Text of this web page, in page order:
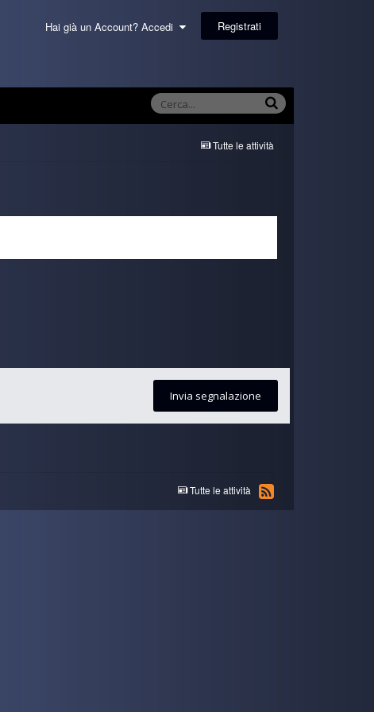
Hai già un Account? Accedi Registrati
Tutte le attività
Invia segnalazione
Tutte le attività